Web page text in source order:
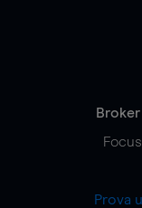
Prova